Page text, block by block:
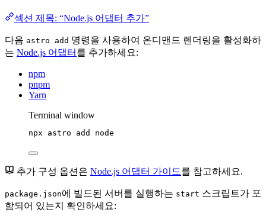
섹션 제목: “Node.js 어댑터 추가”
다음 astro add 명령을 사용하여 온디맨드 렌더링을 활성화하
는 Node.js 어댑터 를 추가하세요:
npm
pnpm
Yarn
Terminal window
npx astro add node
추가 구성 옵션은 Node.js 어댑터 가이드를 참고하세요.
package.json에 빌드된 서버를 실행하는 start 스크립트가 포
함되어 있는지 확인하세요: